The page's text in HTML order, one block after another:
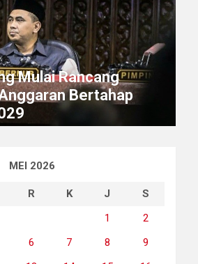
Mulai Rancang
Bertahap
MEI 2026
R K J
S
1
2
6 7 8
9